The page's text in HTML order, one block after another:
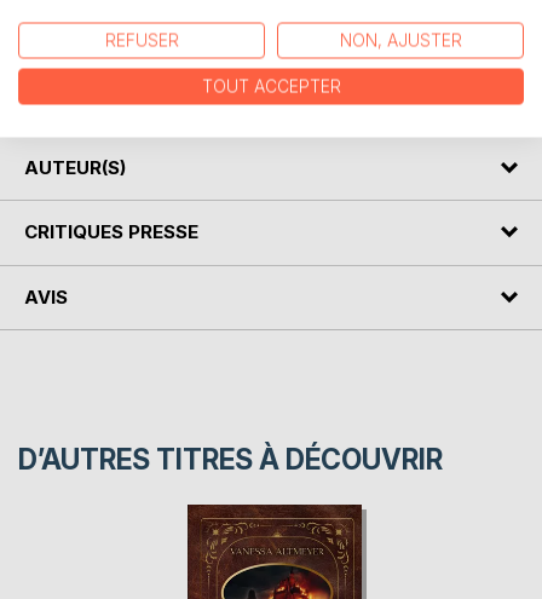
politique dans l'art, notamment dans le théâtre. Faut-il
forcément passer à l'action ? Peut-on avoir de l'impact
tout en restant dans les rangs ? Qu'est-ce qui créera la
AUTEUR(S)
CRITIQUES PRESSE
AVIS
D’AUTRES TITRES À DÉCOUVRIR
REFUSER NON, AJUSTER
TOUT ACCEPTER